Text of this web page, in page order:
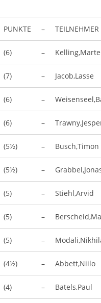
PUNKTE – TEILNEHMER
(6) –
(7) – Jacob,Lasse
(6) –
(6) –
(5½) – Busch,Timon
(5½) –
(5) – Stiehl,Arvid
(5) –
(5) –
(4½) – Abbett,Niilo
(4) – Batels,Paul